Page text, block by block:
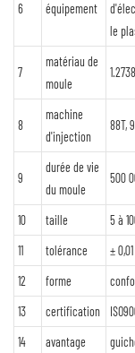
6 équipement
le
7
matériau de
moule
8
machine
d'injection
88T,
9
durée de vie
du moule
500
10 taille
5 à
11
tolérance
±
12
forme
13
certification
14
avantage